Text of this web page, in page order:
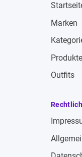
Marken
Produkte
Outfits